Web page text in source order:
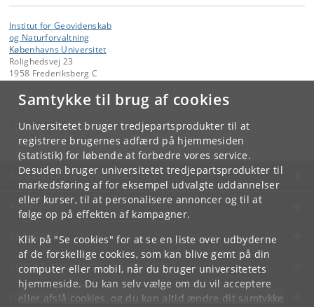
Samtykke til brug af cookies
Universitetet bruger tredjepartsprodukter til at
registrere brugernes adfærd på hjemmesiden
(statistik) for løbende at forbedre vores service.
Desuden bruger universitetet tredjepartsprodukter til
markedsføring af for eksempel udvalgte uddannelser
eller kurser, til at personalisere annoncer og til at
følge op på effekten af kampagner.
Klik på "Se cookies" for at se en liste over udbyderne
af de forskellige cookies, som kan blive gemt på din
computer eller mobil, når du bruger universitetets
hjemmeside. Du kan selv vælge om du vil acceptere
eller afslå cookies, og du kan altid ændre dit samtykke
Institut for Geovidenskab
og Naturforvaltning
Københavns Universitet
Rolighedsvej 23
1958 Frederiksberg C
Kontakt:
ign @ign. ku.dk
KØBENHAVNS UNIVERSITET
KONTAKT
SERVICES
FOR STUDERENDE OG ANSATTE
JOB OG KARRIERE